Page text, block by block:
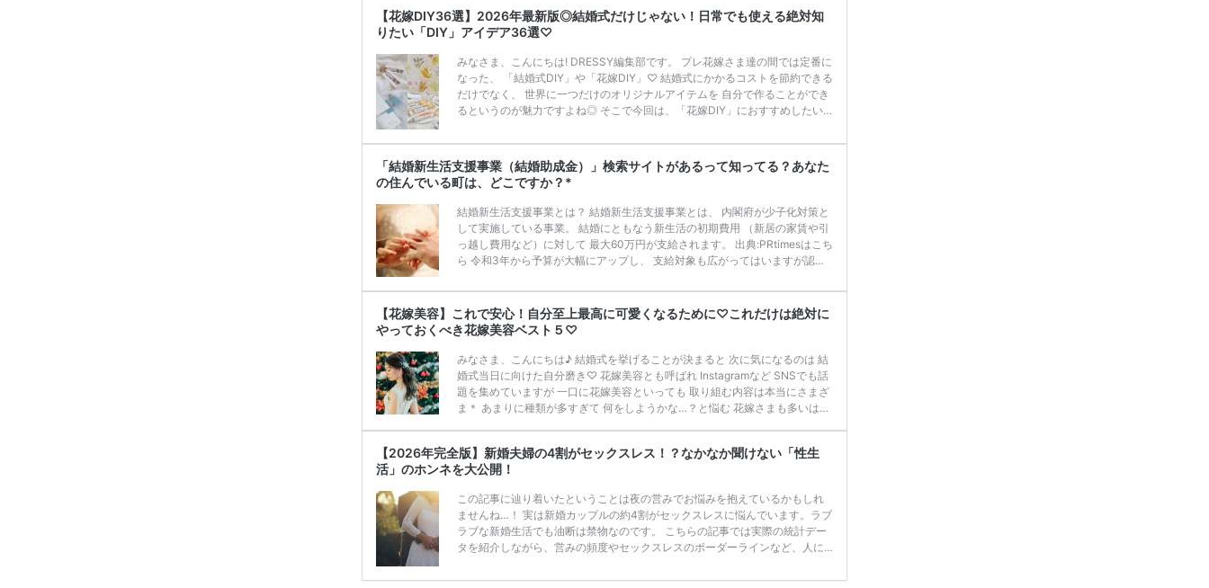
ぶ という方が多くいらっしゃいます◎ ここ最近では花嫁さまのみならず、 旦
那さまもお料理や、家事をされますよね！ そんな最近の新郎新婦さまの中で
も、 […] 続きを読む
【花嫁DIY36選】2026年最新版◎結婚式だけじゃない！日常でも使える絶対知
りたい「DIY」アイデア36選♡
みなさま、こんにちは! DRESSY編集部です。 プレ花嫁さま達の間では定番に
なった、 「結婚式DIY」や「花嫁DIY」♡ 結婚式にかかるコストを節約できる
だけでなく、 世界に一つだけのオリジナルアイテムを 自分で作ることができ
るというのが魅力ですよね◎ そこで今回は、「花嫁DIY」におすすめしたい
ぜひ最後までcheckして オリジナルアイテムを作ってみてくださいね◎ ＼花
嫁必見／今月の式場探しで特典が貰えるサイトランキング♡ 【7月はとっても
豪華◎*】式場探しで特典が貰えるサイトランキング♡♥各社のキャンペーン
内容をま […]続きを読む
「結婚新生活支援事業（結婚助成金）」検索サイトがあるって知ってる？あなた
の住んでいる町は、どこですか？*
結婚新生活支援事業とは？ 結婚新生活支援事業とは、 内閣府が少子化対策と
して実施している事業。 結婚にともなう新生活の初期費用 （新居の家賃や引
っ越し費用など）に対して 最大60万円が支給されます。 出典:PRtimesはこち
ら 令和3年から予算が大幅にアップし、 支給対象も広がってはいますが認知
わからない」という声もありました。 実施している自治体は限られているの
で、 「結婚新生活支援事業（結婚助成金）」検索サイトで、 ぜひチェックし
てみてくださいね。 「結婚新生活支援事業（結婚助成金）」検索サイト ​特徴
１ エリアから都 […]
【花嫁美容】これで安心！自分至上最高に可愛くなるために♡これだけは絶対に
やっておくべき花嫁美容ベスト５♡
みなさま、こんにちは♪ 結婚式を挙げることが決まると 次に気になるのは 結
婚式当日に向けた自分磨き♡ 花嫁美容とも呼ばれ Instagramなど SNSでも話
題を集めていますが 一口に花嫁美容といっても 取り組む内容は本当にさまざ
ま＊ あまりに種類が多すぎて 何をしようかな…？と悩む 花嫁さまも多いはず
け 挙式当日までに 自分至上最高にかわいい 自分になっちゃいましょう♡ 花
【2026年完全版】新婚夫婦の4割がセックスレス！？なかなか聞けない「性生
活」のホンネを大公開！
この記事に辿り着いたということは夜の営みでお悩みを抱えているかもしれ
ませんね…！ 実は新婚カップルの約4割がセックスレスに悩んでいます。ラブ
ラブな新婚生活でも油断は禁物なのです。 こちらの記事では実際の統計デー
タを紹介しながら、営みの頻度やセックスレスのボーダーラインなど、人に
法もご紹介しますので「最近レスになってきたかも！」と思っている新婚カ